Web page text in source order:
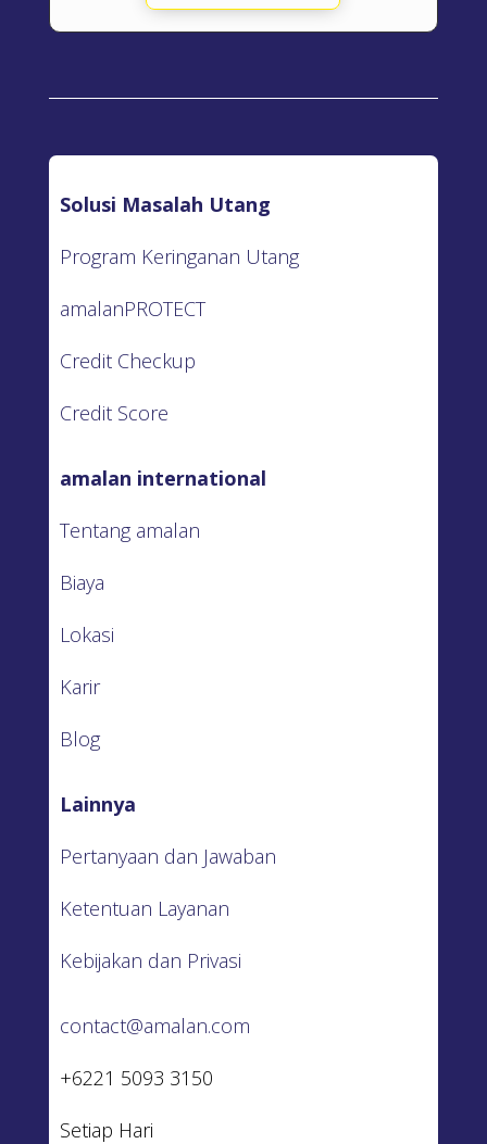
Solusi Masalah Utang
Program Keringanan Utang
amalanPROTECT
Credit Checkup
Credit Score
amalan international
Tentang amalan
Biaya
Lokasi
Karir
Blog
Lainnya
Pertanyaan dan Jawaban
Ketentuan Layanan
Kebijakan dan Privasi
contact@amalan.com
+6221 5093 3150
Setiap Hari